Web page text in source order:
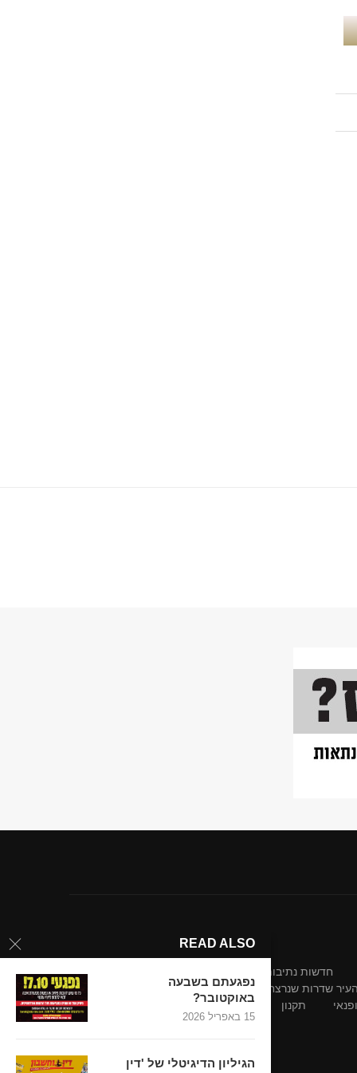
חדשות נתיבות-אופקים
שדרות שנרצחו בשבת השחורה
תקנון
READ ALSO
נפגעתם בשבעה
באוקטובר?
15 באפריל 2026
הגיליון הדיגיטלי של 'דין